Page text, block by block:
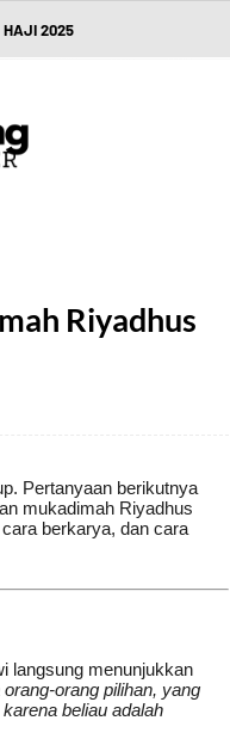
HAJI 2025
Riyadhus
Pertanyaan berikutnya
mukadimah Riyadhus
berkarya, dan cara
langsung menunjukkan
orang pilihan, yang